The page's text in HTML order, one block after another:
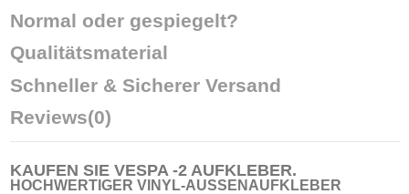
Normal oder gespiegelt?
Qualitätsmaterial
Schneller & Sicherer Versand
Reviews(0)
KAUFEN SIE VESPA -2 AUFKLEBER.
HOCHWERTIGER VINYL-AUSSENAUFKLEBER